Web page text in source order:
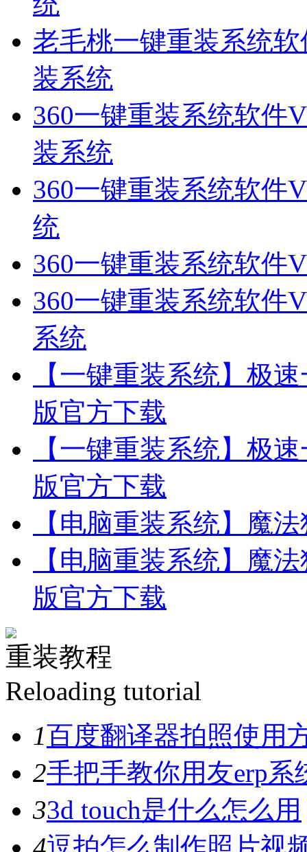
老毛桃一键重装系统
装系统
360一键重装系统软件
装系统
360一键重装系统软件
统
360一键重装系统软件
360一键重装系统软件
系统
【一键重装系统】极
版官方下载
【一键重装系统】极
版官方下载
【电脑重装系统】魔
【电脑重装系统】魔
版官方下载
重装教程
Reloading tutorial
1百度翻译器拍照使用
2手把手教你用友erp系
33d touch是什么怎么用